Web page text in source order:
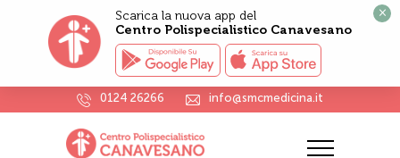
0124 26266 info@smcmedicina.it
News HOME
Scarica la nuova app del
Centro Polispecialistico Canavesano
×